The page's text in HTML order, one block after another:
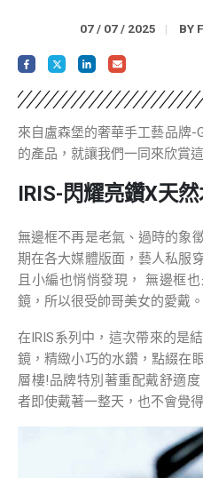
07 / 07 / 2025 BY
來自盧森堡的奢華手工藝品牌-
的產品，就讓我們一同來欣賞
IRIS-閃耀亮鑽X天
無邊框不再是老氣、過時的象
期在各大媒體版面，藝人私服
且小編也悄悄發現， 無邊框
鏡，所以很受帥哥美女的愛戴。
在IRIS系列中，這次帶來的是
鏡，精緻小巧的水鑽，點綴在
層樓!品牌特別著重配戴舒適
者即使戴著一整天，也不會覺